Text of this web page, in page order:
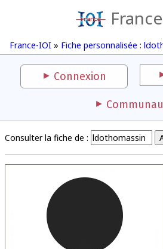
France-IOI » Fiche personnalisée :
Connexion
Consulter la fiche de :